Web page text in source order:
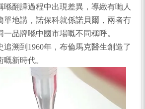
喺翻譯過程中出現差異，導緻有哋人
單地講，諾保科就係諾貝爾，兩者冇
品牌喺中國市場嘅不同稱呼。
追溯到1960年，布倫馬克醫生創造了
新時代。